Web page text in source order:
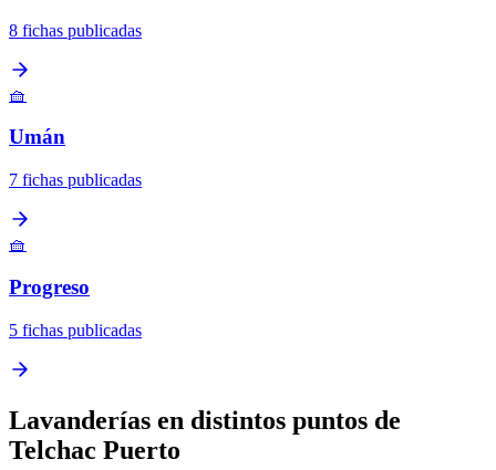
8 fichas publicadas
🧺
Umán
7 fichas publicadas
🧺
Progreso
5 fichas publicadas
Lavanderías en distintos puntos de
Telchac Puerto